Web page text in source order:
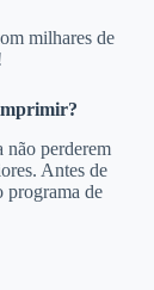
milhares de
não perderem
Antes de
programa de